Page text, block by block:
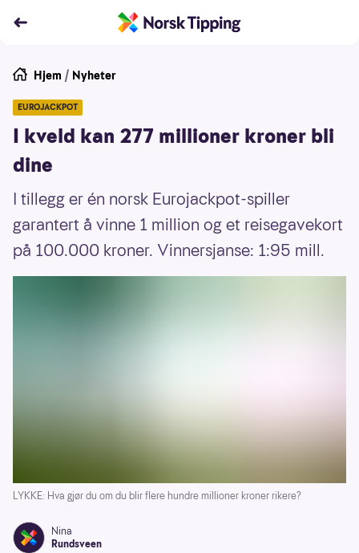
Hjem / Nyheter
EUROJACKPOT
I kveld kan 277 millioner kroner bli
dine
I tillegg er én norsk Eurojackpot-spiller
garantert å vinne 1 million og et reisegavekort
på 100.000 kroner. Vinnersjanse: 1:95 mill.
LYKKE: Hva gjør du om du blir flere hundre millioner kroner rikere?
Nina
Rundsveen